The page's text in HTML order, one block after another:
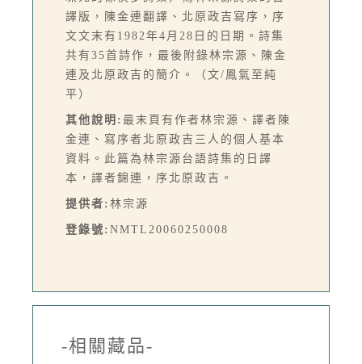
譯版，陳金連翻譯、北原政吉寫序，序
文文末有1982年4月28日的日期。詩集
共有35首詩作，最後附錄林宗源、陳金
連及北原政吉的簡介。（文/鳳氣至純
平）
其他說明: 最末頁有作者林宗源、譯者陳
金連、寫序者北原政吉三人的個人基本
資料。此篇為林宗源台語詩集的日譯
本，譯者錦連，序北原政吉。
提供者: 林宗源
登錄號: NMTL20060250008
-相關藏品-